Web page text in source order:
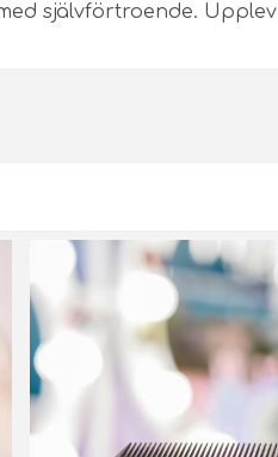
självförtroende. Upplev